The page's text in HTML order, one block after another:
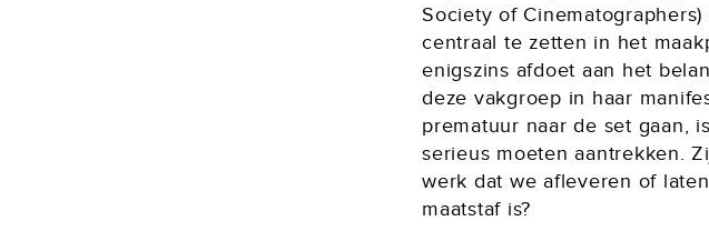
Society of
centraal te zetten in het
enigszins afdoet aan het
deze vakgroep in haar
prematuur naar de set gaan,
serieus moeten aantrekken.
werk dat we afleveren of
maatstaf is?